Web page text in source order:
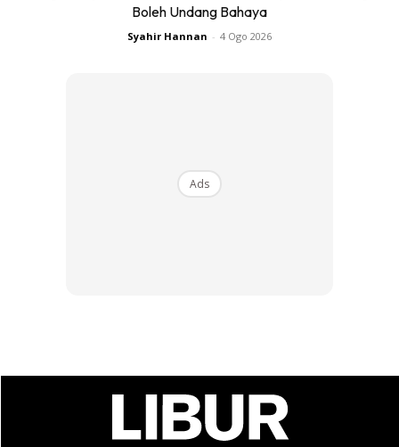
Ads
Boleh Undang Bahaya
Syahir Hannan - 4 Ogo 2026
Ads